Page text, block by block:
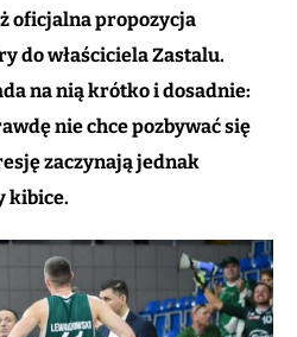
oficjalna propozycja
do właściciela Zastalu.
na nią krótko i dosadnie:
nie chce pozbywać się
zaczynają jednak
kibice.